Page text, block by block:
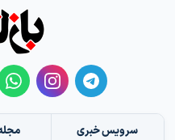
سرویس خبری